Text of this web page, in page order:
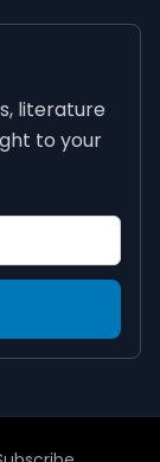
literature
to your